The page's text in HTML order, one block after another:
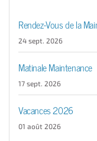
Rendez-Vous de la
24 sept. 2026
Matinale Maintenance
17 sept. 2026
Vacances 2026
01 août 2026